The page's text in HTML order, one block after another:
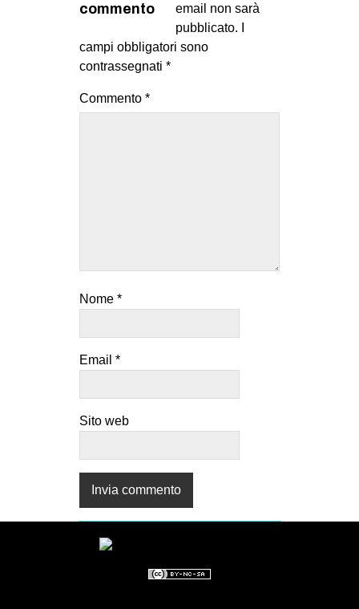
commento
email non sarà
pubblicato.
campi obbligatori sono
contrassegnati *
Commento *
Nome *
Email *
Sito web